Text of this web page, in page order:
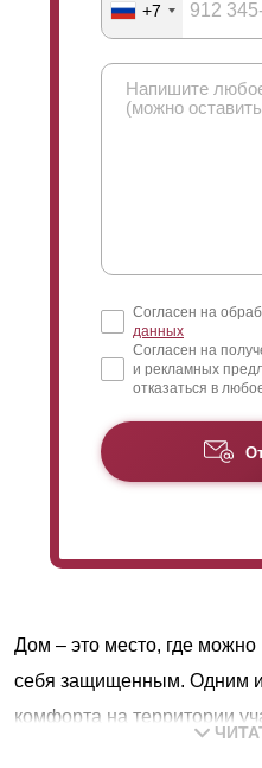
+7
Согласен на
данных
Согласен на
и рекламных
отказаться в
Дом – это место, где можно
себя защищенным. Одним
комфорта на территории